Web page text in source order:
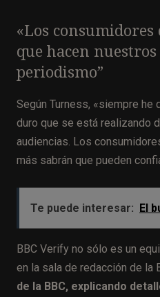
«Los
que hacen
periodismo”
Según Turness, «siempre he
duro que se está realizando
audiencias. Los
más sabrán que pueden
Te puede interesar: El
BBC Verify no sólo es un
en la sala de redacción de la
de la BBC, explicando